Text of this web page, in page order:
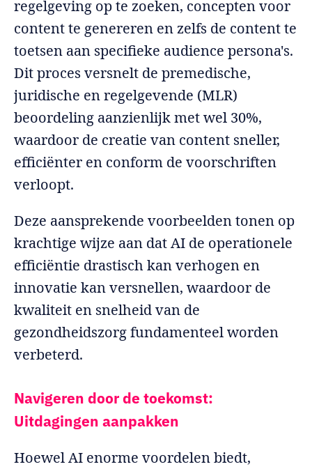
regelgeving op te zoeken, concepten voor
content te genereren en zelfs de content te
toetsen aan specifieke audience persona's.
Dit proces versnelt de premedische,
juridische en regelgevende (MLR)
beoordeling aanzienlijk met wel 30%,
waardoor de creatie van content sneller,
efficiënter en conform de voorschriften
verloopt.
Deze aansprekende voorbeelden tonen op
krachtige wijze aan dat AI de operationele
efficiëntie drastisch kan verhogen en
innovatie kan versnellen, waardoor de
kwaliteit en snelheid van de
gezondheidszorg fundamenteel worden
verbeterd.
Navigeren door de toekomst:
Uitdagingen aanpakken
Hoewel AI enorme voordelen biedt,